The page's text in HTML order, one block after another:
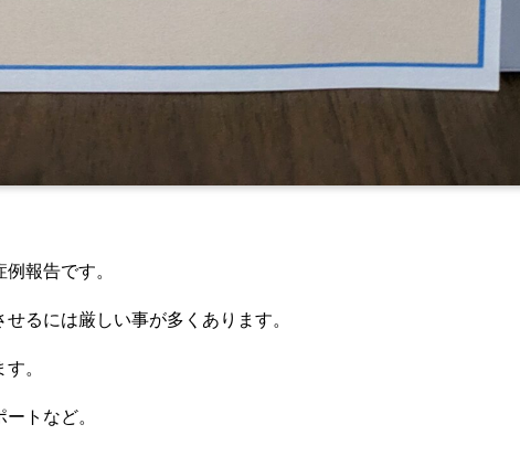
報告です。
るには厳しい事が多くあります。
。
トなど。